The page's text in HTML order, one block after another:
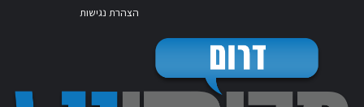
הצהרת נגישות